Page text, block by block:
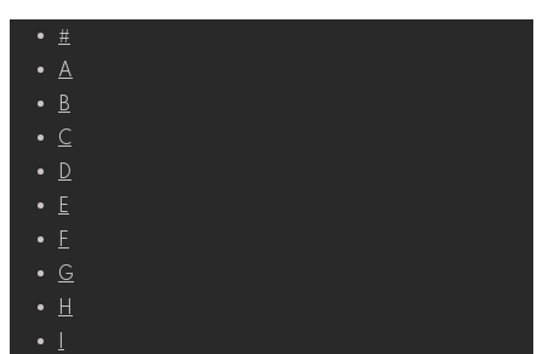
Перейти
контенту
#
A
B
C
D
E
F
G
H